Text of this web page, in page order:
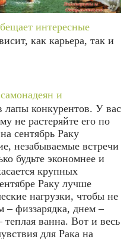
интересные
как карьера, так и
и
лапы конкурентов. У вас
не растеряйте его по
сентябрь Раку
незабываемые встречи
будьте экономнее и
крупных
Раку лучше
нагрузки, чтобы не
– физзарядка, днем –
ванна. Вот и весь
для Рака на